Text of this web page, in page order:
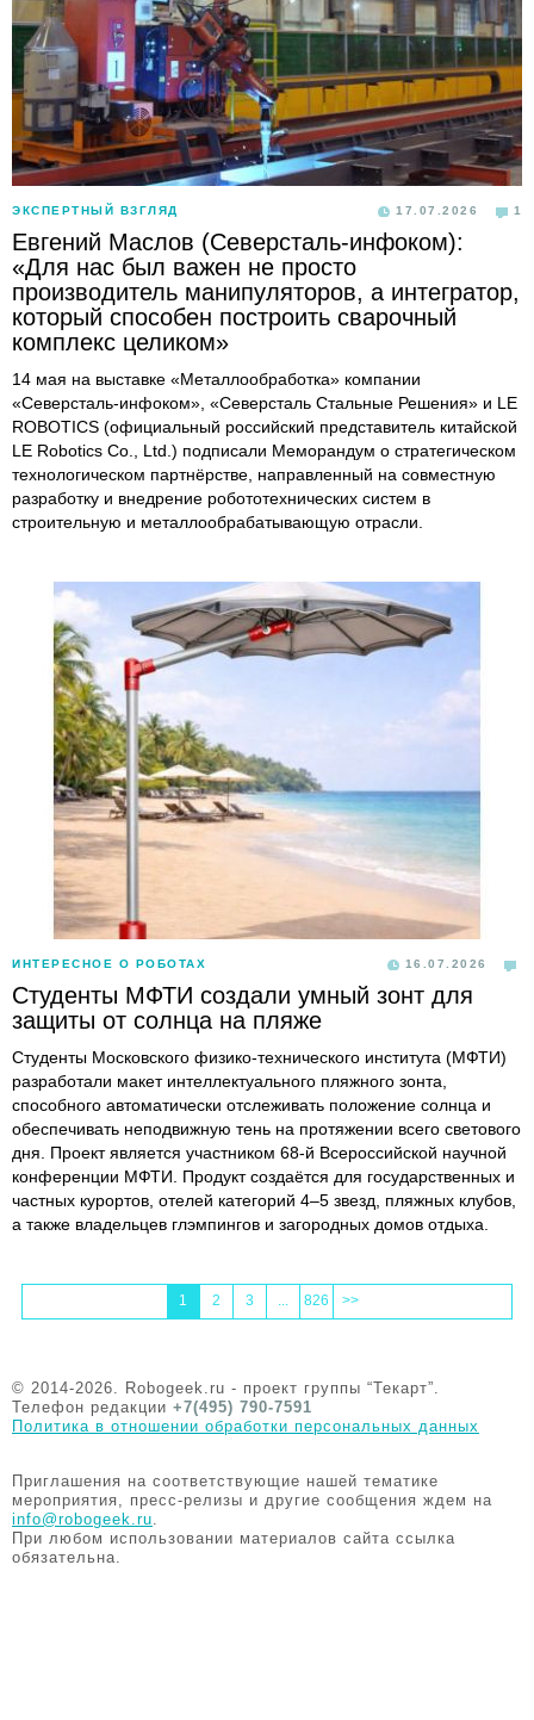
ЭКСПЕРТНЫЙ ВЗГЛЯД 17.07.2026 1
Евгений Маслов (Северсталь-инфоком):
«Для нас был важен не просто
производитель манипуляторов, а интегратор,
который способен построить сварочный
комплекс целиком»
14 мая на выставке «Металлообработка» компании
«Северсталь-инфоком», «Северсталь Стальные Решения» и LE
ROBOTICS (официальный российский представитель китайской
LE Robotics Co., Ltd.) подписали Меморандум о стратегическом
технологическом партнёрстве, направленный на совместную
разработку и внедрение робототехнических систем в
строительную и металлообрабатывающую отрасли.
ИНТЕРЕСНОЕ О РОБОТАХ 16.07.2026
Студенты МФТИ создали умный зонт для
защиты от солнца на пляже
Студенты Московского физико-технического института (МФТИ)
разработали макет интеллектуального пляжного зонта,
способного автоматически отслеживать положение солнца и
обеспечивать неподвижную тень на протяжении всего светового
дня. Проект является участником 68-й Всероссийской научной
конференции МФТИ. Продукт создаётся для государственных и
частных курортов, отелей категорий 4–5 звезд, пляжных клубов,
а также владельцев глэмпингов и загородных домов отдыха.
1 2 3 ... 826 >>
© 2014-2026. Robogeek.ru - проект группы “Текарт”.
Телефон редакции +7(495) 790-7591
Политика в отношении обработки персональных данных
Приглашения на соответствующие нашей тематике
мероприятия, пресс-релизы и другие сообщения ждем на
info@robogeek.ru.
При любом использовании материалов сайта ссылка
обязательна.